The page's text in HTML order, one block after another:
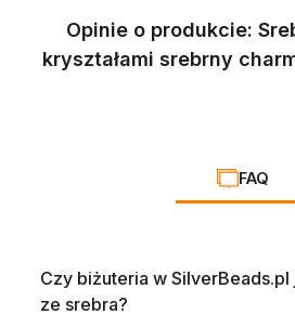
Opinie o produkcie:
kryształami srebrny
FAQ
Czy biżuteria w SilverBeads.pl
ze srebra?